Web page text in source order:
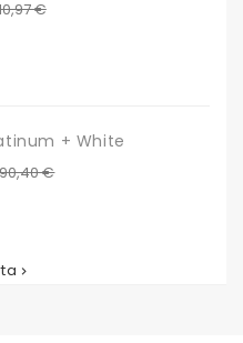
€
+ White
€
